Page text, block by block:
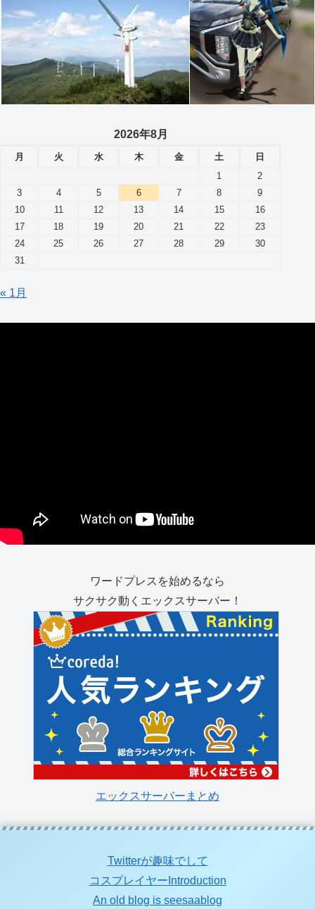
2026年8月
月 火 水 木 金 土
日
1
2
3
4 5 6 7 8
9
10
11 12 13 14 15
16
17
18 19 20 21 22
23
24
25 26 27 28 29
30
31
« 1月
ワードプレスを始めるなら
サクサク動くエックスサーバー！
エックスサーバーまとめ
Twitterが趣味でして
コスプレイヤーIntroduction
An old blog is seesaablog